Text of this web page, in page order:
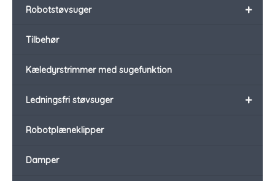
+
Robotstøvsuger
Tilbehør
Kæledyrstrimmer med sugefunktion
+
Ledningsfri støvsuger
Robotplæneklipper
Damper